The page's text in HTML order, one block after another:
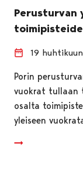
Perusturvan
19
Porin
vuokrat tullaan
osalta
yleiseen